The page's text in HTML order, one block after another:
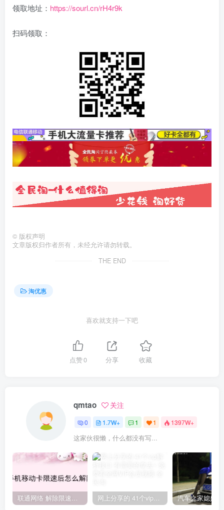
领取地址： https://sourl.cn/rH4r9k
扫码领取：
© 版权声明
文章版权归作者所有，未经允许请勿转载。
THE END
淘优惠
喜欢就支持一下吧
点赞0 分享 收藏
qmtao 关注
0 1.7W+ 1 1 1397W+
这家伙很懒，什么都没有写...
联通网络 解除限速方法参考！畅享、畅玩、老白干等及其它地区自测了 网上分享的 41个vip解析接口 有需要的拿去~ 免费看全网VIP会员视频